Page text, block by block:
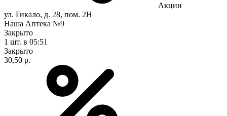
Акции
ул. Гикало, д. 28, пом. 2Н
Наша Аптека №9
Закрыто
1 шт. в 05:51
Закрыто
30,50 р.